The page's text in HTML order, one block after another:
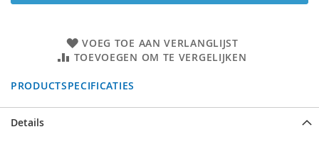
VOEG TOE AAN VERLANGLIJST
TOEVOEGEN OM TE VERGELIJKEN
PRODUCTSPECIFICATIES
Details